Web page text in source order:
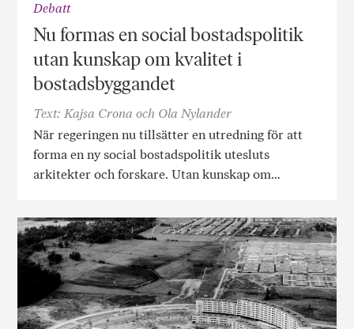
Debatt
Nu formas en social bostadspolitik
utan kunskap om kvalitet i
bostadsbyggandet
Text: Kajsa Crona och Ola Nylander
När regeringen nu tillsätter en utredning för att
forma en ny social bostadspolitik utesluts
arkitekter och forskare. Utan kunskap om…